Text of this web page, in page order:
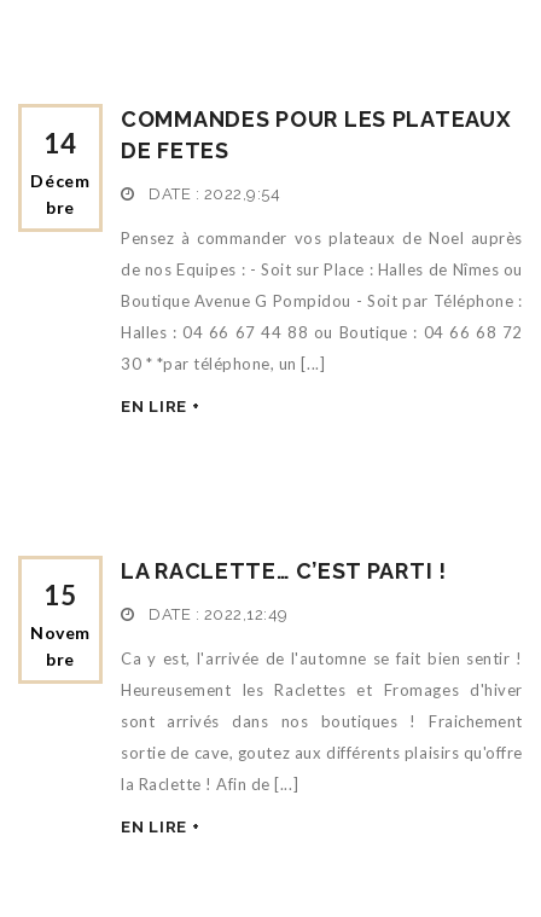
14
Décem
Bre
COMMANDES POUR LES PLATEAUX
DE FETES
DATE : 2022,9:54
Pensez à commander vos plateaux de Noel auprès
de nos Equipes : - Soit sur Place : Halles de Nîmes ou
Boutique Avenue G Pompidou - Soit par Téléphone :
Halles : 04 66 67 44 88 ou Boutique : 04 66 68 72
30 * *par téléphone, un [...]
EN LIRE +
15
Novem
Bre
LA RACLETTE… C’EST PARTI !
DATE : 2022,12:49
Ca y est, l'arrivée de l'automne se fait bien sentir !
Heureusement les Raclettes et Fromages d'hiver
sont arrivés dans nos boutiques ! Fraichement
sortie de cave, goutez aux différents plaisirs qu'offre
la Raclette ! Afin de [...]
EN LIRE +